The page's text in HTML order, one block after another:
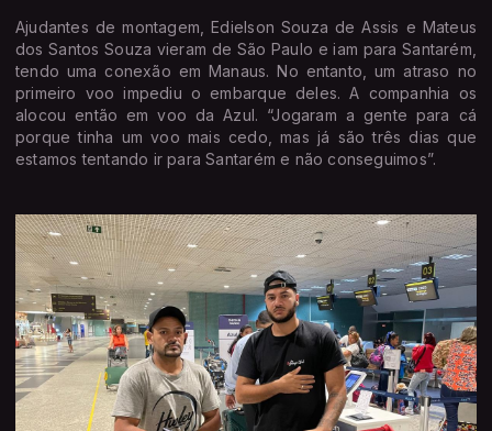
Ajudantes de montagem, Edielson Souza de Assis e Mateus
dos Santos Souza vieram de São Paulo e iam para Santarém,
tendo uma conexão em Manaus. No entanto, um atraso no
primeiro voo impediu o embarque deles. A companhia os
alocou então em voo da Azul. “Jogaram a gente para cá
porque tinha um voo mais cedo, mas já são três dias que
estamos tentando ir para Santarém e não conseguimos”.